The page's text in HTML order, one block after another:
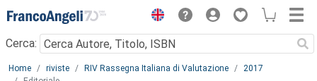
Menu
Cerca:
Main content
Home riviste RIV Rassegna Italiana di Valutazione
2017